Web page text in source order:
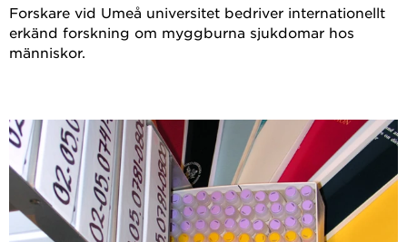
Forskare vid Umeå universitet bedriver internationellt
erkänd forskning om myggburna sjukdomar hos
människor.